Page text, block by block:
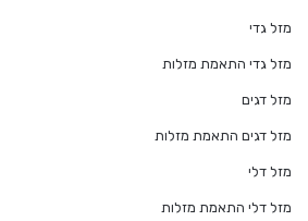
מזל גדי
מזל גדי התאמת מזלות
מזל דגים
מזל דגים התאמת מזלות
מזל דלי
מזל דלי התאמת מזלות